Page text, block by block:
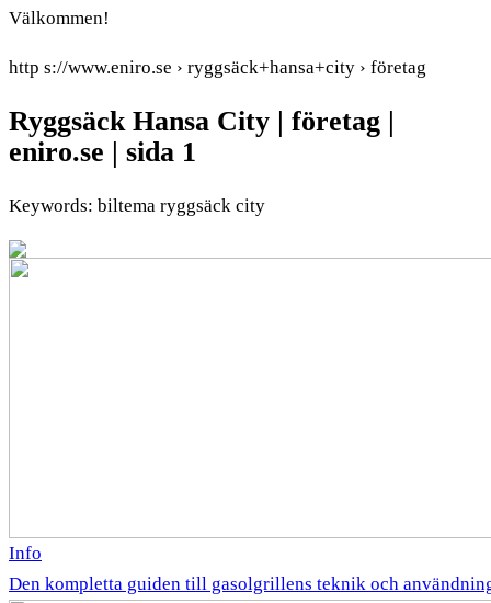
Välkommen!
http s://www.eniro.se › ryggsäck+hansa+city › företag
Ryggsäck Hansa City | företag |
eniro.se | sida 1
Keywords: biltema ryggsäck city
Info
Den kompletta guiden till gasolgrillens teknik och